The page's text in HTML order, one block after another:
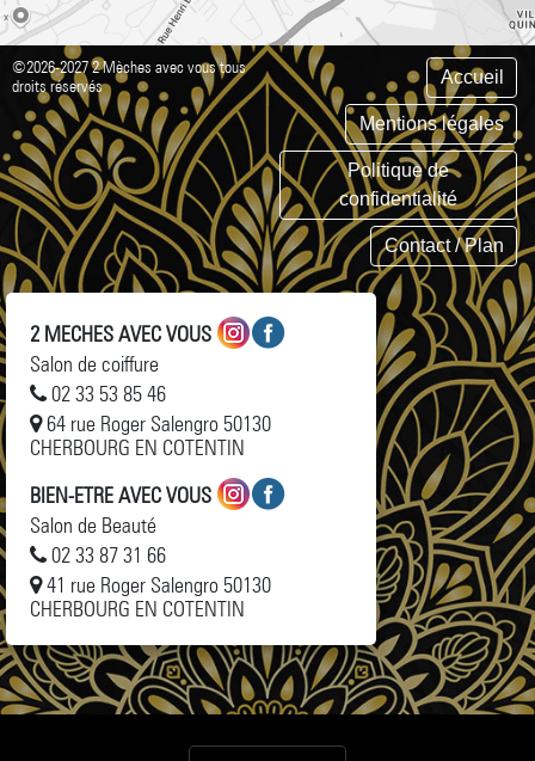
©2026-2027 2 Mèches avec vous tous
droits réservés
2 MECHES AVEC VOUS
Salon de coiffure
02 33 53 85 46
64 rue Roger Salengro 50130
CHERBOURG EN COTENTIN
BIEN-ETRE AVEC VOUS
Salon de Beauté
02 33 87 31 66
41 rue Roger Salengro 50130
CHERBOURG EN COTENTIN
Accueil
Mentions légales
Politique de
confidentialité
Contact / Plan